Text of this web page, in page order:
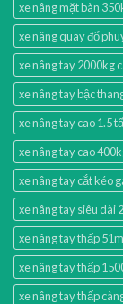
xe nâng mặt bàn
xe nâng quay đổ
xe nâng tay 2000kg
xe nâng tay bậc
xe nâng tay cao 1.5
xe nâng tay cao
xe nâng tay cắt kéo
xe nâng tay siêu dài
xe nâng tay thấp
xe nâng tay thấp
xe nâng tay thấp